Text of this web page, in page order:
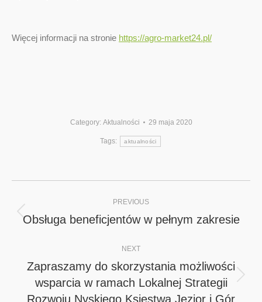
Więcej informacji na stronie https://agro-market24.pl/
Category: Aktualności 29 maja 2020
Tags: aktualności
navigation
PREVIOUS
Previous
Obsługa beneficjentów w pełnym zakresie
NEXT
Next
post:
Zapraszamy do skorzystania możliwości
wsparcia w ramach Lokalnej Strategii
Rozwoju Nyskiego Księstwa Jezior i Gór